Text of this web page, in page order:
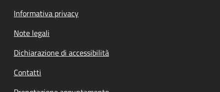
Informativa privacy
Note legali
Dichiarazione di accessibilità
Contatti